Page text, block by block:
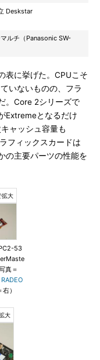
Deskstar
ルチ（Panasonic SW-
表に挙げた。CPUこそ
いないものの、フラ
。Core 2シリーズで
Extremeとなるだけ
ャッシュ容量も
フィックスカードは
の主要パーツの性能を
53
真＝
RADEO
）